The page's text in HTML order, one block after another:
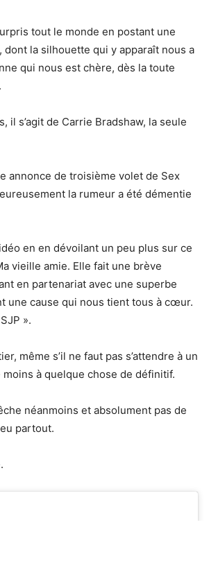
tout le monde en postant une
dont la silhouette qui y apparaît nous a
qui nous est chère, dès la toute
il s’agit de Carrie Bradshaw, la seule
annonce de troisième volet de Sex
la rumeur a été démentie
en en dévoilant un peu plus sur ce
vieille amie. Elle fait une brève
en partenariat avec une superbe
une cause qui nous tient tous à cœur.
».
même s’il ne faut pas s’attendre à un
à quelque chose de définitif.
néanmoins et absolument pas de
partout.